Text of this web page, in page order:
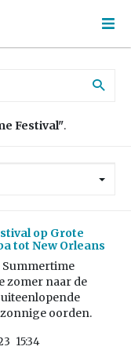
Festival".
op Grote
tot New Orleans
zomer naar de
oorden.
15:34